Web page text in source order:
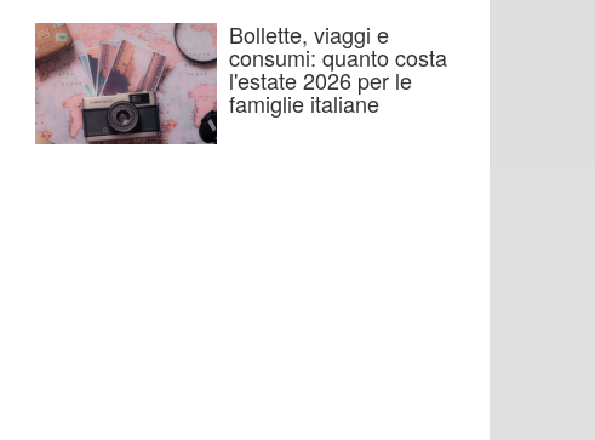
Bollette, viaggi e
consumi: quanto costa
l'estate 2026 per le
famiglie italiane